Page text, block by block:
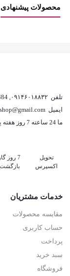
محصولات پیشنهادی
تلفن ۰۹۱۴۶۰۱۸۸۳۲,
ایمیل
ما 24 ساعته 7 روز هفته پاسخگوی شما هستیم.
تحویل
اکسپرس
7 روز
خدمات مشتریان
مقایسه محصولات
حساب کاربری
پرداخت
سبد خرید
فروشگاه